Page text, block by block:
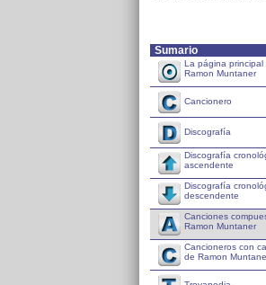
Sumario
La página principal
Ramon Muntaner
Cancionero
Discografía
Discografía
ascendente
Discografía
descendente
Canciones
Ramon Muntaner
Cancioneros con
de Ramon